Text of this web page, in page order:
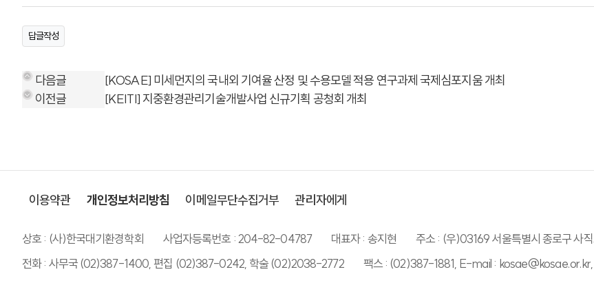
답글작성
다음글
[KOSAE] 미세먼지의 국내외 기여율 산정 및 수용모델 적용 연구과제 국제심포지움 개최
이전글
[KEITI] 지중환경관리기술개발사업 신규기획 공청회 개최
이용약관 개인정보처리방침 이메일무단수집거부 관리자에게
상호 : (사)한국대기환경학회 사업자등록번호 : 204-82-04787 대표자 : 송지현
주소 : (우)03169 서울특별시 종로구 사
전화 : 사무국 (02)387-1400, 편집 (02)387-0242, 학술 (02)2038-2772
팩스 : (02)387-1881, E-mail :